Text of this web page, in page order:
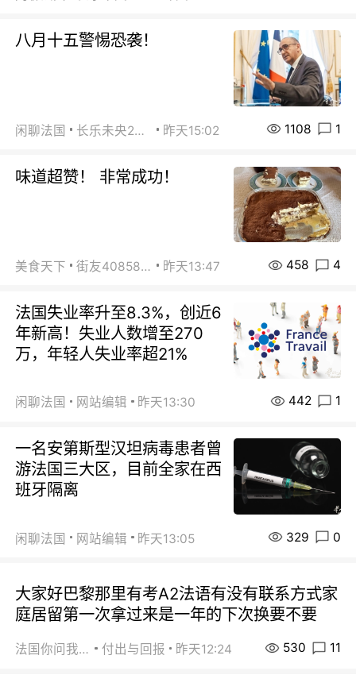
八月十五警惕恐袭！
闲聊法国 长乐未央2015 昨天15:02 1108 1
味道超赞！ 非常成功！
美食天下 街友40858442 昨天13:47 458 4
法国失业率升至8.3%，创近6
年新高！失业人数增至270
万，年轻人失业率超21%
闲聊法国 网站编辑 昨天13:30 442 1
一名安第斯型汉坦病毒患者曾
游法国三大区，目前全家在西
班牙隔离
闲聊法国 网站编辑 昨天13:05 329 0
大家好巴黎那里有考A2法语有没有联系方式家
庭居留第一次拿过来是一年的下次换要不要
法国你问我答 付出与回报 昨天12:24 530 11